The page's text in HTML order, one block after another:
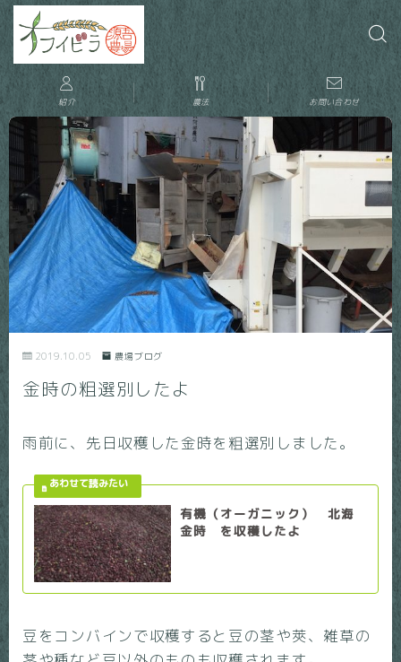
紹介 農法 お問い合わせ
2019.10.05 農場ブログ
金時の粗選別したよ
雨前に、先日収穫した金時を粗選別しました。
有機（オーガニック） 北海
金時 を収穫したよ
豆をコンバインで収穫すると豆の茎や莢、雑草の